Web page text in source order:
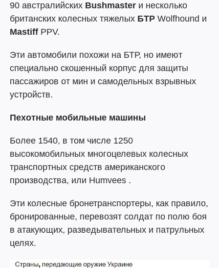
90 австралийских Bushmaster и несколько
британских колесных тяжелых БТР Wolfhound и
Mastiff PPV.
Эти автомобили похожи на БТР, но имеют
специально скошенный корпус для защиты
пассажиров от мин и самодельных взрывных
устройств.
Пехотные мобильные машины
Более 1540, в том числе 1250
высокомобильных многоцелевых колесных
транспортных средств американского
производства, или Humvees .
Эти колесные бронетранспортеры, как правило,
бронированные, перевозят солдат по полю боя
в атакующих, разведывательных и патрульных
целях.